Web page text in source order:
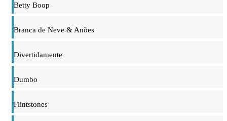
Betty Boop
Branca de Neve & Anões
Divertidamente
Dumbo
Flintstones